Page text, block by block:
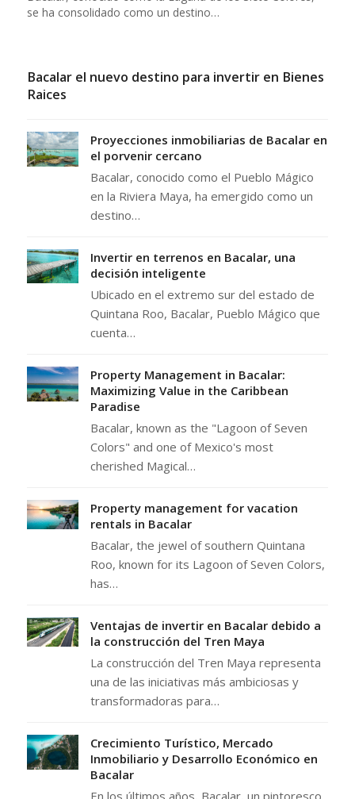
se ha consolidado como un destino…
Bacalar el nuevo destino para invertir en Bienes
Raices
Proyecciones inmobiliarias de Bacalar en
el porvenir cercano
Bacalar, conocido como el Pueblo Mágico
en la Riviera Maya, ha emergido como un
destino…
Invertir en terrenos en Bacalar, una
decisión inteligente
Ubicado en el extremo sur del estado de
Quintana Roo, Bacalar, Pueblo Mágico que
cuenta…
Property Management in Bacalar:
Maximizing Value in the Caribbean
Paradise
Bacalar, known as the "Lagoon of Seven
Colors" and one of Mexico's most
cherished Magical…
Property management for vacation
rentals in Bacalar
Bacalar, the jewel of southern Quintana
Roo, known for its Lagoon of Seven Colors,
has…
Ventajas de invertir en Bacalar debido a
la construcción del Tren Maya
La construcción del Tren Maya representa
una de las iniciativas más ambiciosas y
transformadoras para…
Crecimiento Turístico, Mercado
Inmobiliario y Desarrollo Económico en
Bacalar